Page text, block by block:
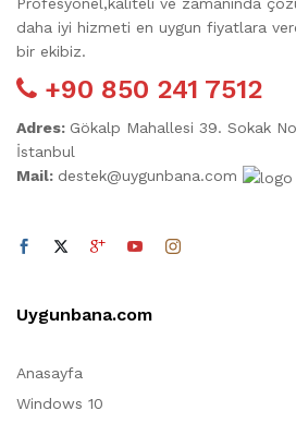
daha iyi hizmeti en uygun fiyatlara
bir ekibiz.
+90 850 241 7512
Adres: Gökalp Mahallesi 39. Sokak
İstanbul
Mail: destek@uygunbana.com
Uygunbana.com
Anasayfa
Windows 10